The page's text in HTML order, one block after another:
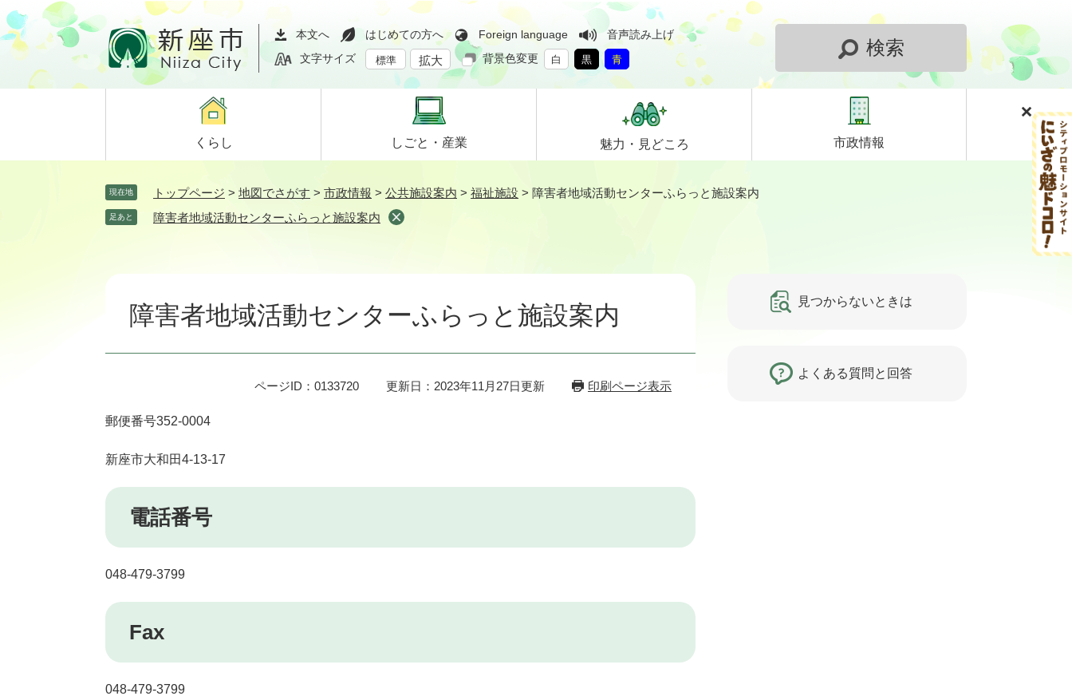
ペ
ー
ジ
メ
ニ
ュ
て
本文へ はじめての方へ Foreign language
音声読み上げ
文字サイズ
標準 拡大 背景色変更 白 黒 青
検索
くらし しごと・ 産業 魅力・ 見どころ 市政情報
現在地 トップページ > 地図でさがす > 市政情報 > 公共施設案内 > 福祉施設 > 障害者地域活動センターふらっと施設案内
足あと 障害者地域活動センターふらっと施設案内
障害者地域活動センターふらっと施設案内
ページID：0133720 更新日：2023年11月27日更新 印刷ページ表示
郵便番号352-0004
新座市大和田4-13-17
電話番号
048-479-3799
Fax
048-479-3799
見つからないときは
よくある質問と回答